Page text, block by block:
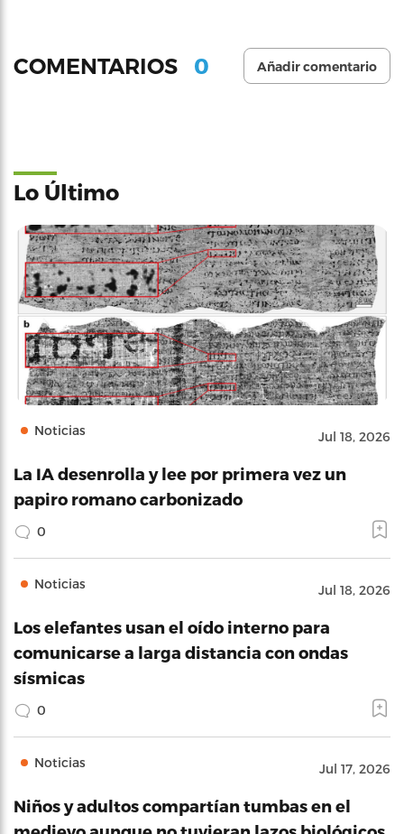
COMENTARIOS 0 Añadir comentario
Lo Último
Noticias Jul 18, 2026
La IA desenrolla y lee por primera vez un
papiro romano carbonizado
0
Noticias Jul 18, 2026
Los elefantes usan el oído interno para
comunicarse a larga distancia con ondas
sísmicas
0
Noticias Jul 17, 2026
Niños y adultos compartían tumbas en el